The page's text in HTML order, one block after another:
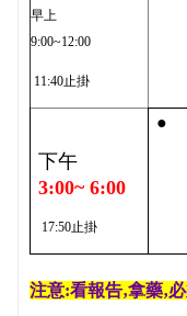
早上
9:00~12:00
11:40止掛
下午
3:00~ 6:00
17:50止掛
●
注意:看報告‚拿藥‚